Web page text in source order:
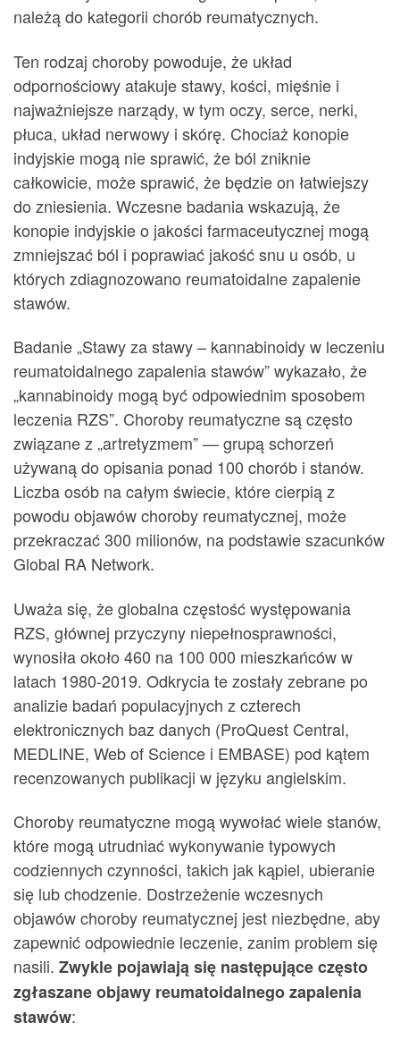
należą do kategorii chorób reumatycznych.
Ten rodzaj choroby powoduje, że układ
odpornościowy atakuje stawy, kości, mięśnie i
najważniejsze narządy, w tym oczy, serce, nerki,
płuca, układ nerwowy i skórę. Chociaż konopie
indyjskie mogą nie sprawić, że ból zniknie
całkowicie, może sprawić, że będzie on łatwiejszy
do zniesienia. Wczesne badania wskazują, że
konopie indyjskie o jakości farmaceutycznej mogą
zmniejszać ból i poprawiać jakość snu u osób, u
których zdiagnozowano reumatoidalne zapalenie
stawów.
Badanie „Stawy za stawy – kannabinoidy w leczeniu
reumatoidalnego zapalenia stawów” wykazało, że
„kannabinoidy mogą być odpowiednim sposobem
leczenia RZS”. Choroby reumatyczne są często
związane z „artretyzmem” — grupą schorzeń
używaną do opisania ponad 100 chorób i stanów.
Liczba osób na całym świecie, które cierpią z
powodu objawów choroby reumatycznej, może
przekraczać 300 milionów, na podstawie szacunków
Global RA Network.
Uważa się, że globalna częstość występowania
RZS, głównej przyczyny niepełnosprawności,
wynosiła około 460 na 100 000 mieszkańców w
latach 1980-2019. Odkrycia te zostały zebrane po
analizie badań populacyjnych z czterech
elektronicznych baz danych (ProQuest Central,
MEDLINE, Web of Science i EMBASE) pod kątem
recenzowanych publikacji w języku angielskim.
Choroby reumatyczne mogą wywołać wiele stanów,
które mogą utrudniać wykonywanie typowych
codziennych czynności, takich jak kąpiel, ubieranie
się lub chodzenie. Dostrzeżenie wczesnych
objawów choroby reumatycznej jest niezbędne, aby
zapewnić odpowiednie leczenie, zanim problem się
nasili. Zwykle pojawiają się następujące często
zgłaszane objawy reumatoidalnego zapalenia
stawów: